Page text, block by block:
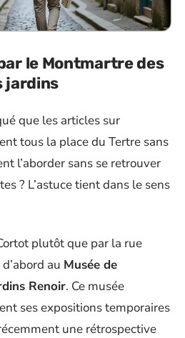
le Montmartre des
jardins
que les articles sur
tous la place du Tertre sans
l’aborder sans se retrouver
? L’astuce tient dans le sens
plutôt que par la rue
au Musée de
Renoir. Ce musée
ses expositions temporaires
une rétrospective